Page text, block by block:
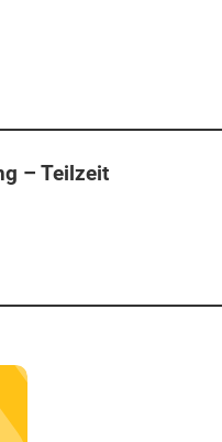
– Teilzeit